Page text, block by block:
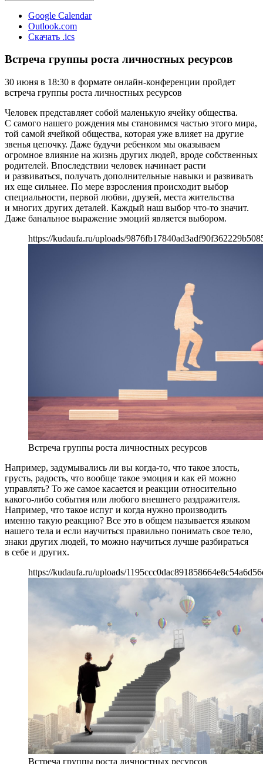
Google Calendar
Outlook.com
Скачать .ics
Встреча группы роста личностных ресурсов
30 июня в 18:30 в формате онлайн-конференции пройдет
встреча группы роста личностных ресурсов
Человек представляет собой маленькую ячейку общества.
С самого нашего рождения мы становимся частью этого мира,
той самой ячейкой общества, которая уже влияет на другие
звенья цепочку. Даже будучи ребенком мы оказываем
огромное влияние на жизнь других людей, вроде собственных
родителей. Впоследствии человек начинает расти
и развиваться, получать дополнительные навыки и развивать
их еще сильнее. По мере взросления происходит выбор
специальности, первой любви, друзей, места жительства
и многих других деталей. Каждый наш выбор что-то значит.
Даже банальное выражение эмоций является выбором.
https://kudaufa.ru/uploads/
Встреча группы роста личностных ресурсов
Например, задумывались ли вы когда-то, что такое злость,
грусть, радость, что вообще такое эмоция и как ей можно
управлять? То же самое касается и реакции относительно
какого-либо события или любого внешнего раздражителя.
Например, что такое испуг и когда нужно производить
именно такую реакцию? Все это в общем называется языком
нашего тела и если научиться правильно понимать свое тело,
знаки других людей, то можно научиться лучше разбираться
в себе и других.
https://kudaufa.ru/uploads/
Встреча группы роста личностных ресурсов